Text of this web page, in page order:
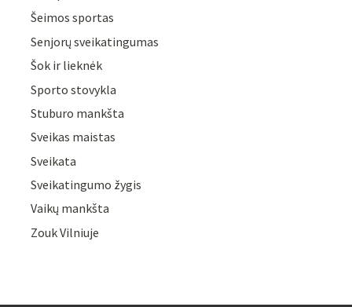
Šeimos sportas
Senjorų sveikatingumas
Šok ir lieknėk
Sporto stovykla
Stuburo mankšta
Sveikas maistas
Sveikata
Sveikatingumo žygis
Vaikų mankšta
Zouk Vilniuje